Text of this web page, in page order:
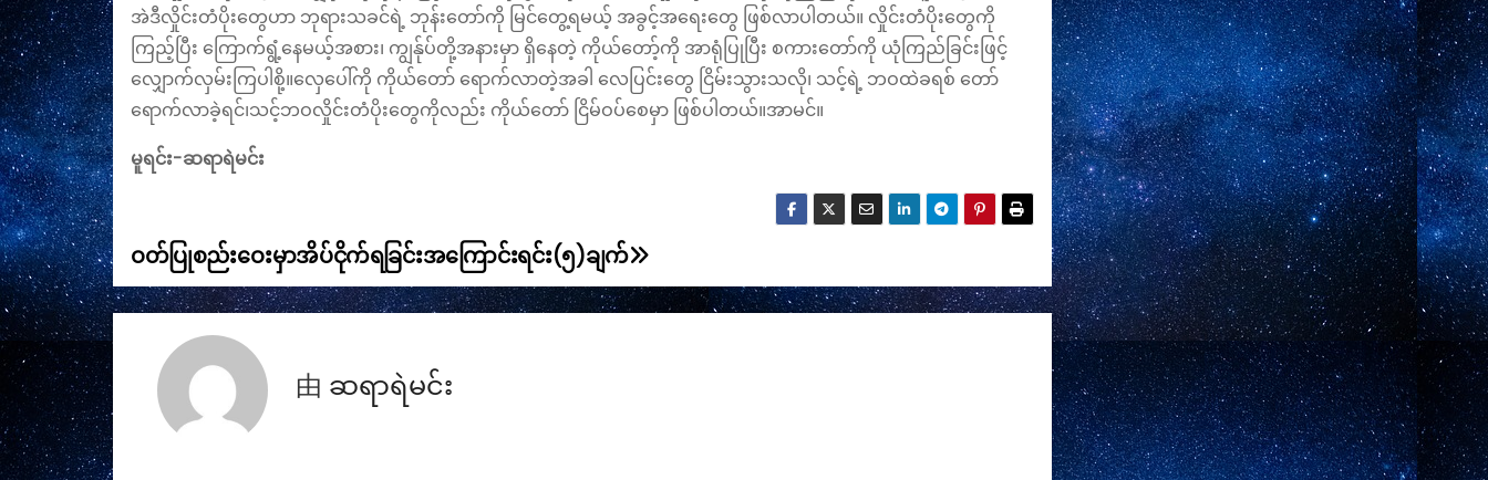
အဲဒီလှိုင်းတံပိုးတွေဟာ ဘုရားသခင်ရဲ့ ဘုန်းတော်ကို မြင်တွေ့ရမယ့် အခွင့်အရေးတွေ ဖြစ်လာပါတယ်။ လှိုင်းတံပိုးတွေကို
ကြည့်ပြီး ကြောက်ရွံ့နေမယ့်အစား၊ ကျွန်ုပ်တို့အနားမှာ ရှိနေတဲ့ ကိုယ်တော့်ကို အာရုံပြုပြီး စကားတော်ကို ယုံကြည်ခြင်းဖြင့်
လျှောက်လှမ်းကြပါစို့။​လှေပေါ်ကို ကိုယ်တော် ရောက်လာတဲ့အခါ လေပြင်းတွေ ငြိမ်းသွားသလို၊ သင့်ရဲ့ ဘဝထဲခရစ် တော်
ရောက်လာခဲ့ရင်၊သင့်ဘဝလှိုင်းတံပိုးတွေကိုလည်း ကိုယ်တော် ငြိမ်ဝပ်စေမှာ ဖြစ်ပါတယ်။အာမင်။
မူရင်း-ဆရာရဲမင်း
文
章
导
航
ဝတ်ပြုစည်းဝေးမှာအိပ်ငိုက်ရခြင်းအကြောင်းရင်း(၅)ချက်
由 ဆရာရဲမင်း